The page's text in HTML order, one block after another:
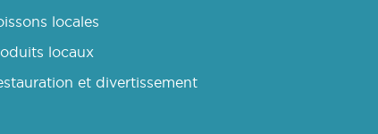
locales
locaux
et divertissement